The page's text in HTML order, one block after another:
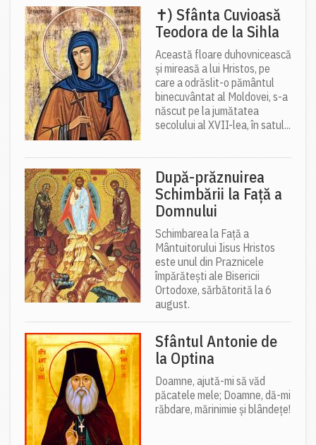
✝) Sfânta Cuvioasă
Teodora de la Sihla
Această floare duhovnicească
și mireasă a lui Hristos, pe
care a odrăslit-o pământul
binecuvântat al Moldovei, s-a
născut pe la jumătatea
secolului al XVII-lea, în satul...
După-prăznuirea
Schimbării la Față a
Domnului
Schimbarea la Față a
Mântuitorului Iisus Hristos
este unul din Praznicele
împărătești ale Bisericii
Ortodoxe, sărbătorită la 6
august.
Sfântul Antonie de
la Optina
Doamne, ajută-mi să văd
păcatele mele; Doamne, dă-mi
răbdare, mărinimie şi blândeţe!